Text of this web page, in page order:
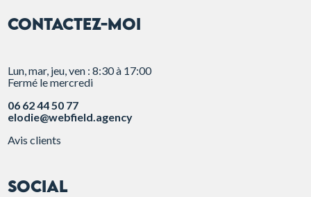
CONTACTEZ-MOI
Lun, mar, jeu, ven : 8:30 à 17:00
Fermé le mercredi
06 62 44 50 77
elodie@webfield.agency
Avis clients
Social